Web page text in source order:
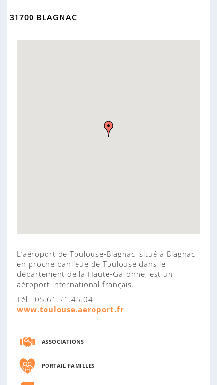
31700 BLAGNAC
L’aéroport de Toulouse-Blagnac, situé à Blagnac
en proche banlieue de Toulouse dans le
département de la Haute-Garonne, est un
aéroport international français.
Tél : 05.61.71.46.04
www.toulouse.aeroport.fr
ASSOCIATIONS
PORTAIL FAMILLES